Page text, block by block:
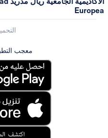
معجب التطبيق الرسمي